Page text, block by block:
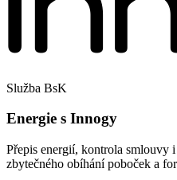
Služba BsK
Energie s Innogy
Přepis energií, kontrola smlouvy
zbytečného obíhání poboček a